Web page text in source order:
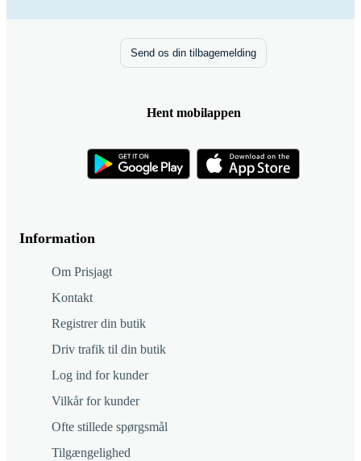
Information
Om Prisjagt
Kontakt
Registrer din butik
Driv trafik til din butik
Log ind for kunder
Vilkår for kunder
Ofte stillede spørgsmål
Tilgængelighed
Send os din tilbagemelding
Hent mobilappen